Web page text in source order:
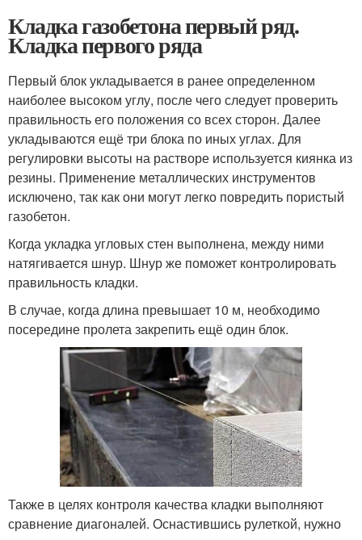
Кладка газобетона первый ряд.
Кладка первого ряда
Первый блок укладывается в ранее определенном
наиболее высоком углу, после чего следует проверить
правильность его положения со всех сторон. Далее
укладываются ещё три блока по иных углах. Для
регулировки высоты на растворе используется киянка из
резины. Применение металлических инструментов
исключено, так как они могут легко повредить пористый
газобетон.
Когда укладка угловых стен выполнена, между ними
натягивается шнур. Шнур же поможет контролировать
правильность кладки.
В случае, когда длина превышает 10 м, необходимо
посередине пролета закрепить ещё один блок.
Также в целях контроля качества кладки выполняют
сравнение диагоналей. Оснастившись рулеткой, нужно